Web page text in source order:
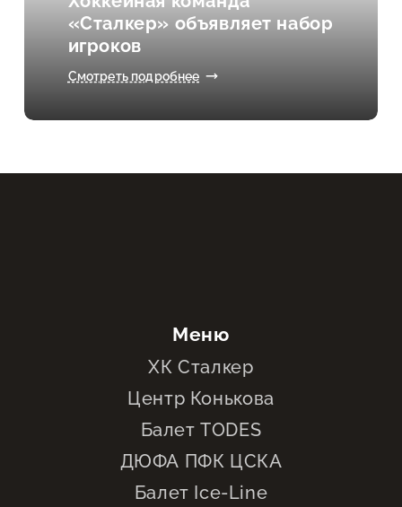
«Сталкер» объявляет набор
игроков
Смотреть подробнее
Меню
ХК Сталкер
Центр Конькова
Балет TODES
ДЮФА ПФК ЦСКА
Балет Ice-Line